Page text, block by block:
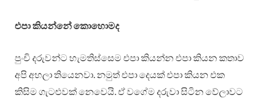
එපා කියන්නේ කොහොමද
පුංචි දරුවන්ට හැමතිස්සෙම එපා කියන්න එපා කියන කතාව
අපි අහලා තියෙනවා. නමුත් එපා දෙයක් එපා කියන එක
කිසිම ගැටළුවක් නෙවෙයි. ඒ වගේම දරුවා සිටින වේලාවට